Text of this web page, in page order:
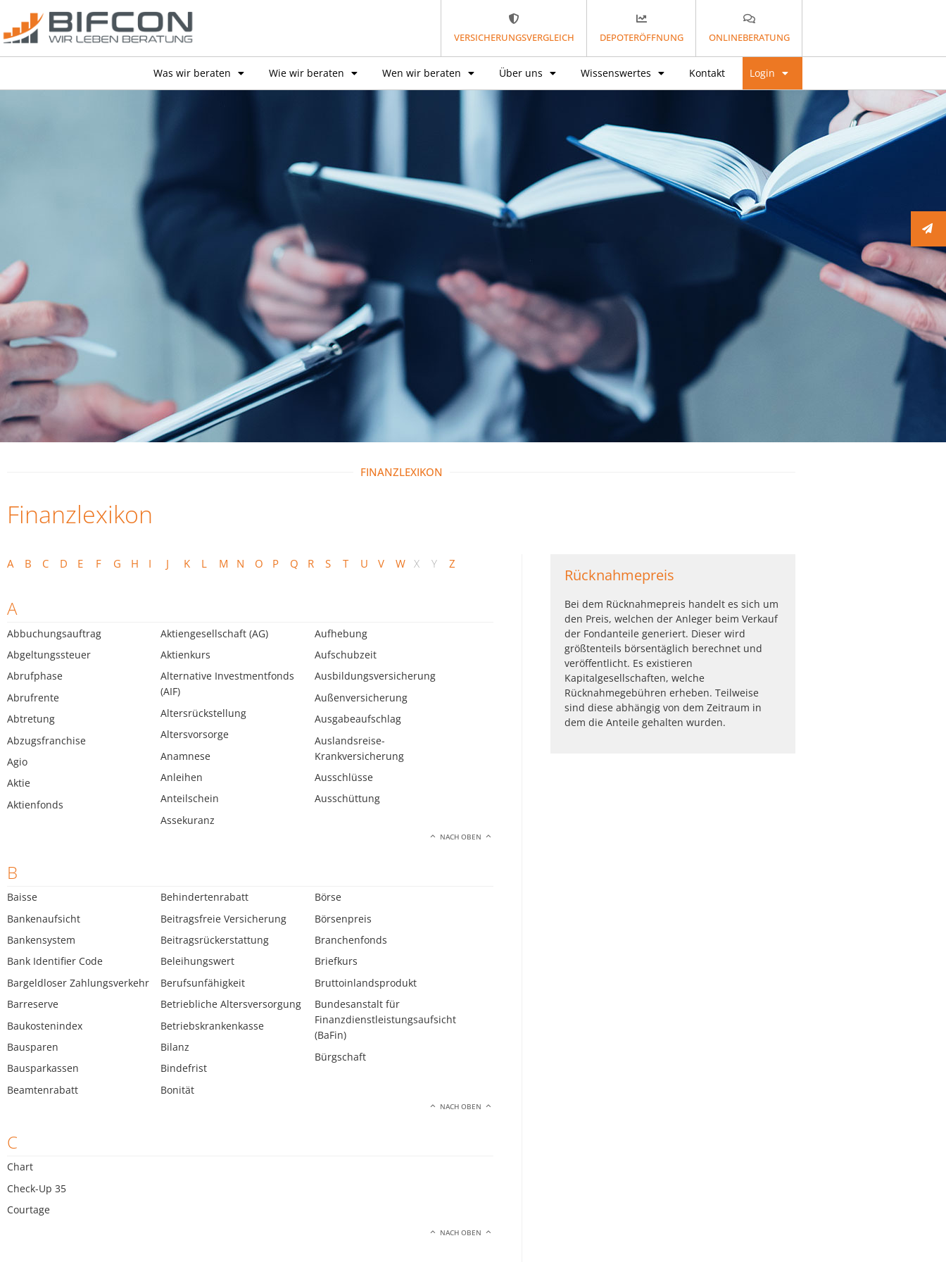
VERSICHERUNGSVERGLEICH DEPOTERÖFFNUNG ONLINEBERATUNG
Was wir beraten Wie wir beraten Wen wir beraten Über uns Wissenswertes Kontakt Login
FINANZLEXIKON
Finanzlexikon
A B C D E F G H I J K L M N O P Q R S T U V W X Y Z
A
Abbuchungsauftrag
Abgeltungssteuer
Abrufphase
Abrufrente
Abtretung
Abzugsfranchise
Agio
Aktie
Aktienfonds
Aktiengesellschaft (AG)
Aktienkurs
Alternative Investmentfonds
(AIF)
Altersrückstellung
Altersvorsorge
Anamnese
Anleihen
Anteilschein
Assekuranz
Aufhebung
Aufschubzeit
Ausbildungsversicherung
Außenversicherung
Ausgabeaufschlag
Auslandsreise-
Krankversicherung
Ausschlüsse
Ausschüttung
NACH OBEN
B
Baisse
Bankenaufsicht
Bankensystem
Bank Identifier Code
Bargeldloser Zahlungsverkehr
Barreserve
Baukostenindex
Bausparen
Bausparkassen
Beamtenrabatt
Behindertenrabatt
Beitragsfreie Versicherung
Beitragsrückerstattung
Beleihungswert
Berufsunfähigkeit
Betriebliche Altersversorgung
Betriebskrankenkasse
Bilanz
Bindefrist
Bonität
Börse
Börsenpreis
Branchenfonds
Briefkurs
Bruttoinlandsprodukt
Bundesanstalt für
Finanzdienstleistungsaufsicht
(BaFin)
Bürgschaft
NACH OBEN
C
Chart
Check-Up 35
Courtage
NACH OBEN
Rücknahmepreis
Bei dem Rücknahmepreis handelt es sich um
den Preis, welchen der Anleger beim Verkauf
der Fondanteile generiert. Dieser wird
größtenteils börsentäglich berechnet und
veröffentlicht. Es existieren
Kapitalgesellschaften, welche
Rücknahmegebühren erheben. Teilweise
sind diese abhängig von dem Zeitraum in
dem die Anteile gehalten wurden.